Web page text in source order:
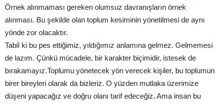
Örnek alınmaması gereken olumsuz davranışların örnek
alınması. Bu şekilde olan toplum kesiminin yönetilmesi de aynı
yönde zor olacaktır.
Tabiî ki bu pes ettiğimiz, yıldığımız anlamına gelmez. Gelmemesi
de lazım. Çünkü mücadele, bir karakter biçimidir, istesek de
bırakamayız.Toplumu yönetecek yön verecek kişiler, bu toplumun
birer bireyleri olarak da bizleriz. O yüzden mutlaka üzerimize
düşeni yapacağız ve doğru olanı tarif edeceğiz. Ama insan bu